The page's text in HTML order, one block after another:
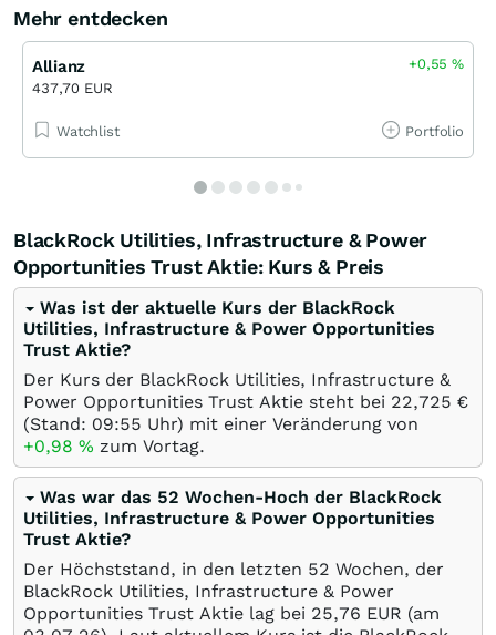
Mehr entdecken
Allianz
437,70 EUR
+0,55%
Watchlist Portfolio
BlackRock Utilities, Infrastructure & Power
Opportunities Trust Aktie: Kurs & Preis
Was ist der aktuelle Kurs der BlackRock
Utilities, Infrastructure & Power Opportunities
Trust Aktie?
Der Kurs der BlackRock Utilities, Infrastructure &
Power Opportunities Trust Aktie steht bei 22,725 €
(Stand: 09:55 Uhr) mit einer Veränderung von
+0,98 % zum Vortag.
Was war das 52 Wochen-Hoch der BlackRock
Utilities, Infrastructure & Power Opportunities
Trust Aktie?
Der Höchststand, in den letzten 52 Wochen, der
BlackRock Utilities, Infrastructure & Power
Opportunities Trust Aktie lag bei 25,76 EUR (am